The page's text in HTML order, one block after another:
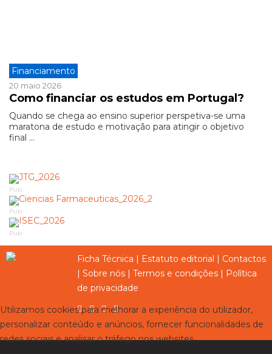
Financiamento
20 maio 2026
Como financiar os estudos em Portugal?
Quando se chega ao ensino superior perspetiva-se uma
maratona de estudo e motivação para atingir o objetivo
final ...
Pub
Pub
Pub
Ficha Técnica Estatuto editorial
Contactos
Sobre nós Termos e condições
Política
de privacidade
Utilizamos cookies para melhorar a experiência do utilizador,
personalizar conteúdo e anúncios, fornecer funcionalidades de
redes sociais e analisar o tráfego nos websites.